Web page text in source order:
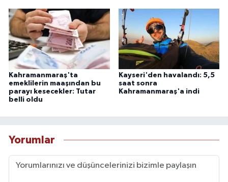
Kahramanmaraş'ta
emeklilerin maaşından bu
parayı kesecekler: Tutar
belli oldu
Kayseri'den havalandı: 5,5
saat sonra
Kahramanmaraş'a indi
Yorumlar